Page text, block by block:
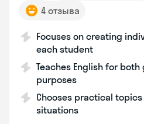
4 отзыва
Focuses on creating
each student
Teaches English for
purposes
Chooses practical
situations